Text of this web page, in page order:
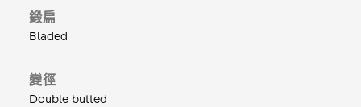
鍛扁
Bladed
變徑
Double butted